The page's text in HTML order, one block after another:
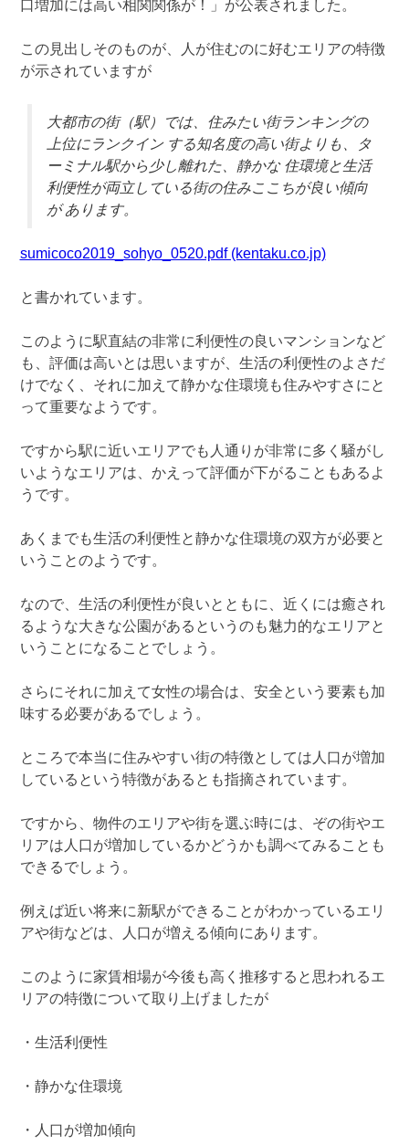
口増加には高い相関関係が！」が公表されました。
この見出しそのものが、人が住むのに好むエリアの特徴
が示されていますが
大都市の街（駅）では、住みたい街ランキングの
上位にランクイン する知名度の高い街よりも、タ
ーミナル駅から少し離れた、静かな 住環境と生活
利便性が両立している街の住みここちが良い傾向
が あります。
sumicoco2019_sohyo_0520.pdf (kentaku.co.jp)
と書かれています。
このように駅直結の非常に利便性の良いマンションなど
も、評価は高いとは思いますが、生活の利便性のよさだ
けでなく、それに加えて静かな住環境も住みやすさにと
って重要なようです。
ですから駅に近いエリアでも人通りが非常に多く騒がし
いようなエリアは、かえって評価が下がることもあるよ
うです。
あくまでも生活の利便性と静かな住環境の双方が必要と
いうことのようです。
なので、生活の利便性が良いとともに、近くには癒され
るような大きな公園があるというのも魅力的なエリアと
いうことになることでしょう。
さらにそれに加えて女性の場合は、安全という要素も加
味する必要があるでしょう。
ところで本当に住みやすい街の特徴としては人口が増加
しているという特徴があるとも指摘されています。
ですから、物件のエリアや街を選ぶ時には、ぞの街やエ
リアは人口が増加しているかどうかも調べてみることも
できるでしょう。
例えば近い将来に新駅ができることがわかっているエリ
アや街などは、人口が増える傾向にあります。
このように家賃相場が今後も高く推移すると思われるエ
リアの特徴について取り上げましたが
・生活利便性
・静かな住環境
・人口が増加傾向